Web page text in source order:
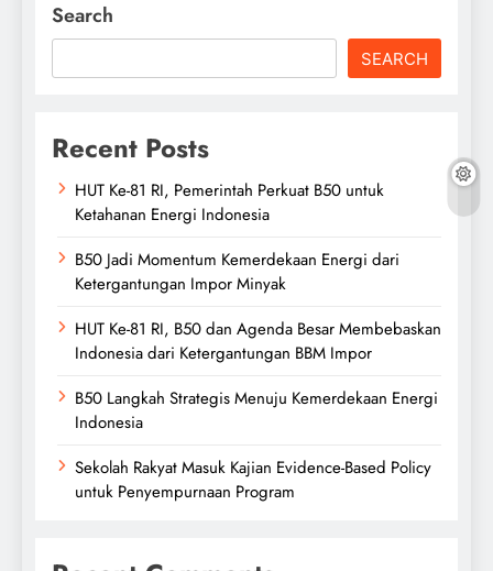
Search
SEARCH
Recent Posts
HUT Ke-81 RI, Pemerintah Perkuat B50 untuk
Ketahanan Energi Indonesia
B50 Jadi Momentum Kemerdekaan Energi dari
Ketergantungan Impor Minyak
HUT Ke-81 RI, B50 dan Agenda Besar Membebaskan
Indonesia dari Ketergantungan BBM Impor
B50 Langkah Strategis Menuju Kemerdekaan Energi
Indonesia
Sekolah Rakyat Masuk Kajian Evidence-Based Policy
untuk Penyempurnaan Program